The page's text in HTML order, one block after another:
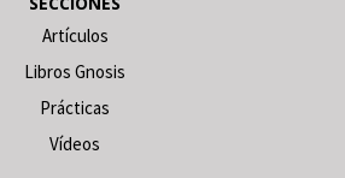
Artículos
Libros Gnosis
Prácticas
Vídeos